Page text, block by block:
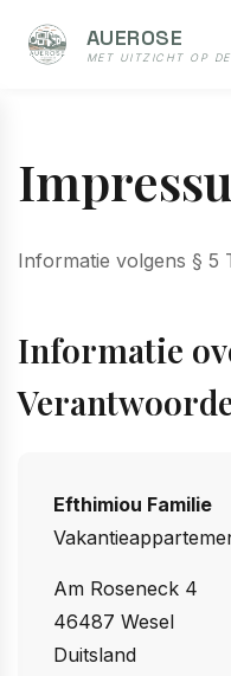
AUEROSE
MET UITZICHT OP
Informatie volgens § 5
Informatie
Efthimiou Familie
Am Roseneck 4
46487 Wesel
Duitsland